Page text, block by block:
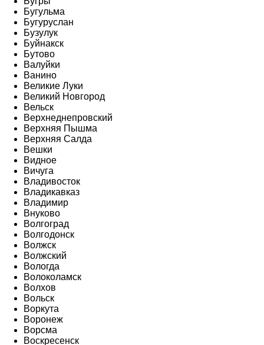
Бугульма
Бугуруслан
Бузулук
Буйнакск
Бутово
Валуйки
Ванино
Великие Луки
Великий Новгород
Вельск
Верхнеднепровский
Верхняя Пышма
Верхняя Салда
Вешки
Видное
Вичуга
Владивосток
Владикавказ
Владимир
Внуково
Волгоград
Волгодонск
Волжск
Волжский
Вологда
Волоколамск
Волхов
Вольск
Воркута
Воронеж
Ворсма
Воскресенск